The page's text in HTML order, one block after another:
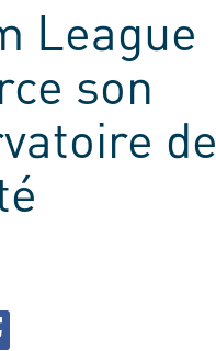
League
son
de